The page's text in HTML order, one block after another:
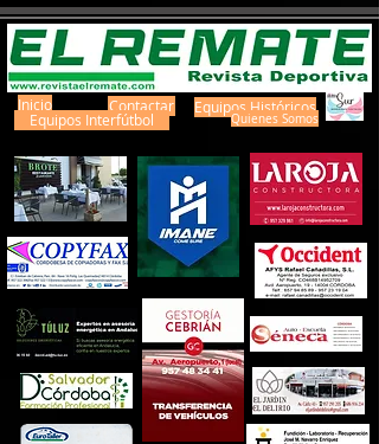
Inicio Contactar
Equipos Interfútbol
Equipos Históricos
Quienes Somos